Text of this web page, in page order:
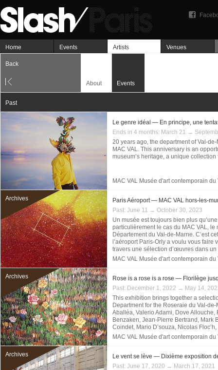
Home Events Artists Venues
Back
About Events
Past
Le genre idéal — En principe, une
Ends in 4 months: March 21 →
20 years ago, the department of Val-
MAC VAL. This anniversary is an
museum’s heritage, a unique
MAC VAL Musée d'art contemporain
Archives
Paris Aéroport — MAC VAL hors-les-
Past: June 11 → October 30, 2023
Un musée est toujours bien plus
particulièrement le cas du MAC VAL, le
Département du Val-de-Marne. C’est
l’aéroport Paris-Orly a voulu vous faire
travers une sélection d’œuvres dans
MAC VAL Musée d'art contemporain
Archives
Rose is a rose is a rose — Florilège
Past: December 1, 2022 → May 14,
This exhibition brings together a
Department for the Roseraie du Val-
Aballéa, Valerio Adami, Dove
Benzaken, Jean-Pierre Bertrand, Mark
Coindet, Mario D’souza, Nicolas
MAC VAL Musée d'art contemporain
Archives
Le vent se lève — Dixième exposition
Past: June 17, 2020 → March 17, 2021